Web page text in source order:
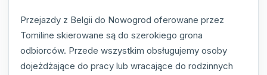
Przejazdy z Belgii do Nowogrod oferowane przez
Tomiline skierowane są do szerokiego grona
odbiorców. Przede wszystkim obsługujemy osoby
dojeżdżające do pracy lub wracające do rodzinnych